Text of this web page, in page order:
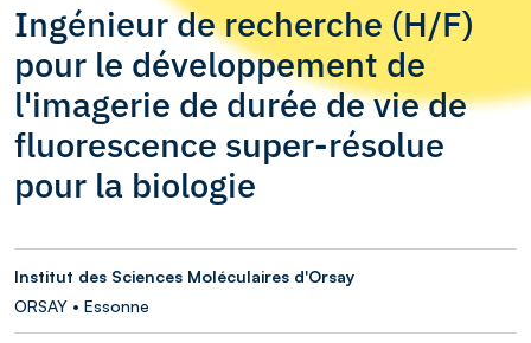
Ingénieur de recherche (H/F)
pour le développement de
l'imagerie de durée de vie de
fluorescence super-résolue
pour la biologie
Institut des Sciences Moléculaires d'Orsay
ORSAY • Essonne